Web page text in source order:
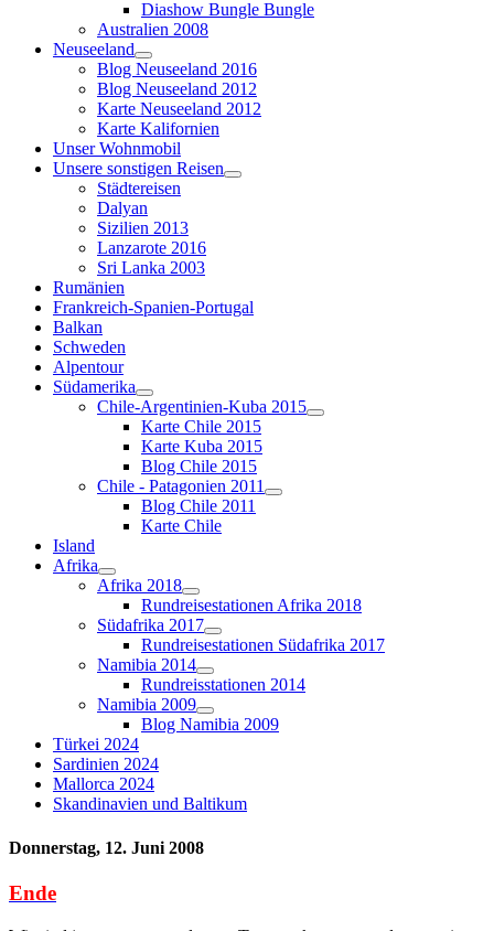
Diashow Bungle Bungle
Australien 2008
Neuseeland
Blog Neuseeland 2016
Blog Neuseeland 2012
Karte Neuseeland 2012
Karte Kalifornien
Unser Wohnmobil
Unsere sonstigen Reisen
Städtereisen
Dalyan
Sizilien 2013
Lanzarote 2016
Sri Lanka 2003
Rumänien
Frankreich-Spanien-Portugal
Balkan
Schweden
Alpentour
Südamerika
Chile-Argentinien-Kuba 2015
Karte Chile 2015
Karte Kuba 2015
Blog Chile 2015
Chile - Patagonien 2011
Blog Chile 2011
Karte Chile
Island
Afrika
Afrika 2018
Rundreisestationen Afrika 2018
Südafrika 2017
Rundreisestationen Südafrika 2017
Namibia 2014
Rundreisstationen 2014
Namibia 2009
Blog Namibia 2009
Türkei 2024
Sardinien 2024
Mallorca 2024
Skandinavien und Baltikum
Donnerstag, 12. Juni 2008
Ende